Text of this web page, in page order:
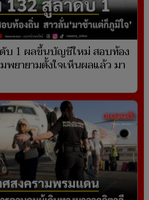
บ 1 ผลขึ้นบัญชีใหม่ สอบท้อง
พยายามตั้งใจเห็นผลแล้ว มา